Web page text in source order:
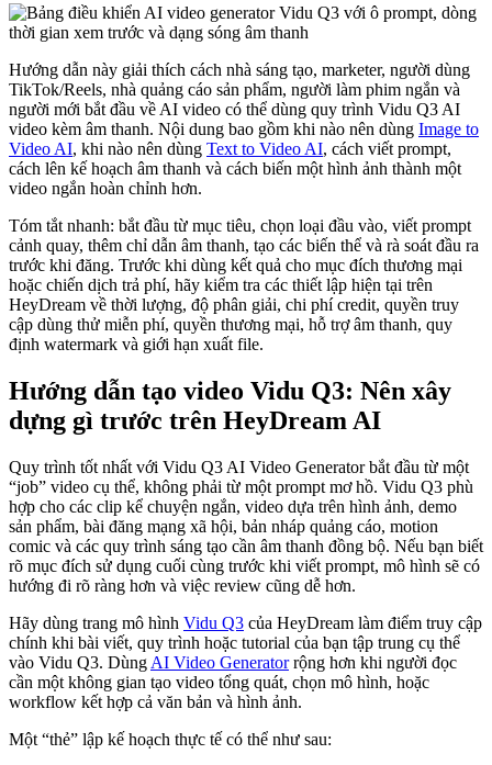
Hướng dẫn này giải thích cách nhà sáng tạo, marketer, người dùng
TikTok/Reels, nhà quảng cáo sản phẩm, người làm phim ngắn và
người mới bắt đầu về AI video có thể dùng quy trình Vidu Q3 AI
video kèm âm thanh. Nội dung bao gồm khi nào nên dùng Image to
Video AI, khi nào nên dùng Text to Video AI, cách viết prompt,
cách lên kế hoạch âm thanh và cách biến một hình ảnh thành một
video ngắn hoàn chỉnh hơn.
Tóm tắt nhanh: bắt đầu từ mục tiêu, chọn loại đầu vào, viết prompt
cảnh quay, thêm chỉ dẫn âm thanh, tạo các biến thể và rà soát đầu ra
trước khi đăng. Trước khi dùng kết quả cho mục đích thương mại
hoặc chiến dịch trả phí, hãy kiểm tra các thiết lập hiện tại trên
HeyDream về thời lượng, độ phân giải, chi phí credit, quyền truy
cập dùng thử miễn phí, quyền thương mại, hỗ trợ âm thanh, quy
định watermark và giới hạn xuất file.
Hướng dẫn tạo video Vidu Q3: Nên xây
dựng gì trước trên HeyDream AI
Quy trình tốt nhất với Vidu Q3 AI Video Generator bắt đầu từ một
“job” video cụ thể, không phải từ một prompt mơ hồ. Vidu Q3 phù
hợp cho các clip kể chuyện ngắn, video dựa trên hình ảnh, demo
sản phẩm, bài đăng mạng xã hội, bản nháp quảng cáo, motion
comic và các quy trình sáng tạo cần âm thanh đồng bộ. Nếu bạn biết
rõ mục đích sử dụng cuối cùng trước khi viết prompt, mô hình sẽ có
hướng đi rõ ràng hơn và việc review cũng dễ hơn.
Hãy dùng trang mô hình Vidu Q3 của HeyDream làm điểm truy cập
chính khi bài viết, quy trình hoặc tutorial của bạn tập trung cụ thể
vào Vidu Q3. Dùng AI Video Generatorrộng hơn khi người đọc
cần một không gian tạo video tổng quát, chọn mô hình, hoặc
workflow kết hợp cả văn bản và hình ảnh.
Một “thẻ” lập kế hoạch thực tế có thể như sau: